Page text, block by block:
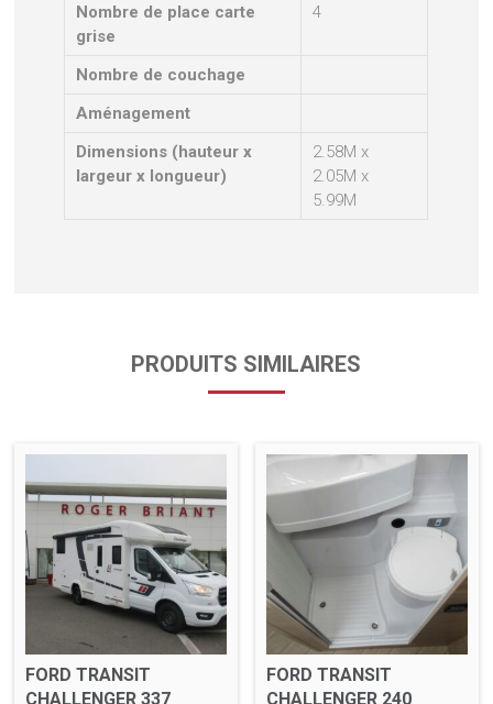
Nombre de place carte
grise
4
Nombre de couchage
Aménagement
Dimensions (hauteur x
largeur x longueur)
2.58M x
2.05M x
5.99M
PRODUITS SIMILAIRES
FORD TRANSIT
CHALLENGER 337
FORD TRANSIT
CHALLENGER 240